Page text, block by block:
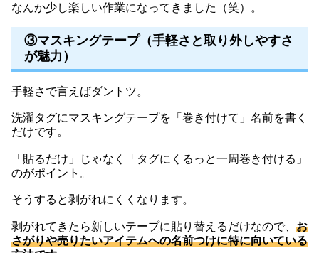
なんか少し楽しい作業になってきました（笑）。
③マスキングテープ（手軽さと取り外しやすさ
が魅力）
手軽さで言えばダントツ。
洗濯タグにマスキングテープを「巻き付けて」名前を書く
だけです。
「貼るだけ」じゃなく「タグにくるっと一周巻き付ける」
のがポイント。
そうすると剥がれにくくなります。
剥がれてきたら新しいテープに貼り替えるだけなので、 お
さがりや売りたいアイテムへの名前つけに特に向いている